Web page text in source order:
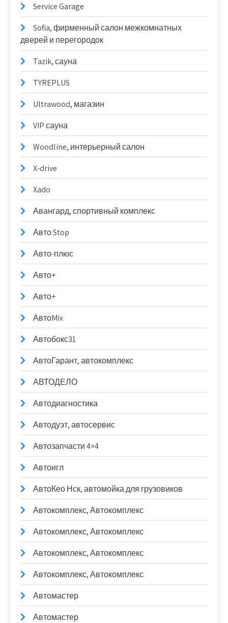
Service Garage
Sofia, фирменный салон межкомнатных
дверей и перегородок
Tazik, сауна
TYREPLUS
Ultrawood, магазин
VIP сауна
Woodline, интерьерный салон
X-drive
Xado
Авангард, спортивный комплекс
Авто Stop
Авто-плюс
Авто+
Авто+
АвтоMix
Автобокс31
АвтоГарант, автокомплекс
АВТОДЕЛО
Автодиагностика
Автодуэт, автосервис
Автозапчасти 4×4
Автоигл
АвтоКео Нск, автомойка для грузовиков
Автокомплекс, Автокомплекс
Автокомплекс, Автокомплекс
Автокомплекс, Автокомплекс
Автокомплекс, Автокомплекс
Автомастер
Автомастер